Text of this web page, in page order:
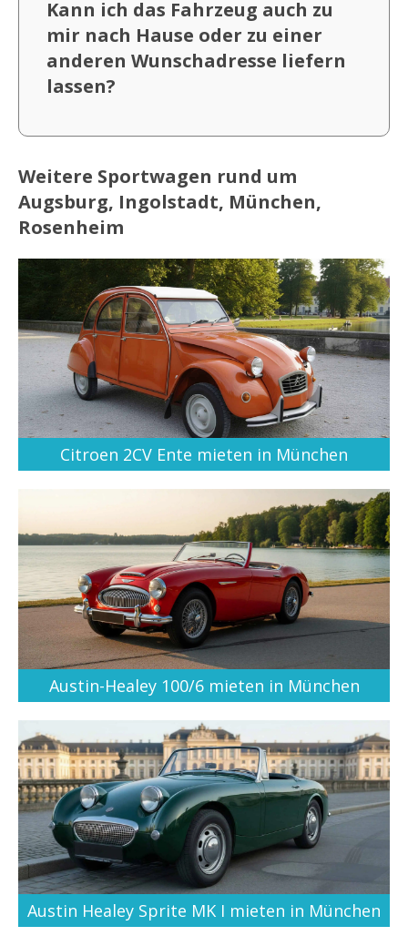
Kann ich das Fahrzeug auch zu
mir nach Hause oder zu einer
anderen Wunschadresse liefern
lassen?
Weitere Sportwagen rund um
Augsburg, Ingolstadt, München,
Rosenheim
Citroen 2CV Ente mieten in München
Austin-Healey 100/6 mieten in München
Austin Healey Sprite MK I mieten in München